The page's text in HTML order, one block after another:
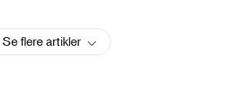
Se flere artikler